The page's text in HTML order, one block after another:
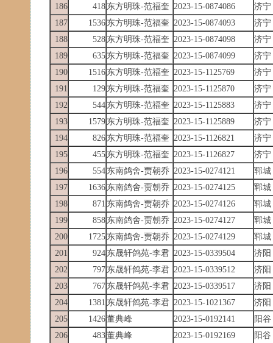
186 418 东方明珠-范福奎 2023-15-0874086
济宁
187
1536 东方明珠-范福奎 2023-15-0874093
济宁
188
528 东方明珠-范福奎 2023-15-0874098
济宁
189
635 东方明珠-范福奎 2023-15-0874099
济宁
190
1516 东方明珠-范福奎 2023-15-1125769
济宁
191
129 东方明珠-范福奎 2023-15-1125870
济宁
192
544 东方明珠-范福奎 2023-15-1125883
济宁
193
1579 东方明珠-范福奎 2023-15-1125889
济宁
194
826 东方明珠-范福奎 2023-15-1126821
济宁
195
455 东方明珠-范福奎 2023-15-1126827
济宁
196
554 东南鸽舍-贾朝乔 2023-15-0274121
郓城
197
1636 东南鸽舍-贾朝乔 2023-15-0274125
郓城
198
871 东南鸽舍-贾朝乔 2023-15-0274126
郓城
199
858 东南鸽舍-贾朝乔 2023-15-0274127
郓城
200
1725 东南鸽舍-贾朝乔 2023-15-0274129
郓城
201
924 东晟轩鸽苑-李君 2023-15-0339504
济阳
202
797 东晟轩鸽苑-李君 2023-15-0339512
济阳
203
767 东晟轩鸽苑-李君 2023-15-0339517
济阳
204
1381 东晟轩鸽苑-李君 2023-15-1021367
济阳
205
1426董典峰 2023-15-0192141
阳谷
206
483董典峰 2023-15-0192169
阳谷